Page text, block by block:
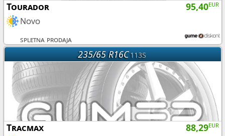
95,40EUR
Tourador
Novo
spletna prodaja
235/65 R16C113S
88,29EUR
Tracmax